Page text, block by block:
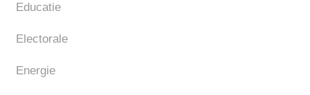
Educatie
Electorale
Energie